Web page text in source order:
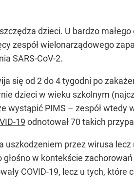
dzieci. U bardzo
zespół wielonarządowego
SARS-CoV-2.
się od 2 do 4 tygodni po
dzieci w wieku szkolnym
wystąpić PIMS – zespół
19 odnotował 70 takich
uszkodzeniem przez wirusa
w kontekście
COVID-19, lecz u tych,